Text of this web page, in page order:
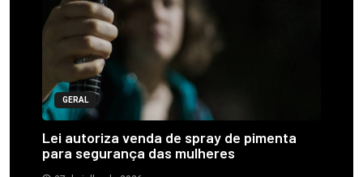
GERAL
Lei autoriza venda de spray de pimenta
para segurança das mulheres